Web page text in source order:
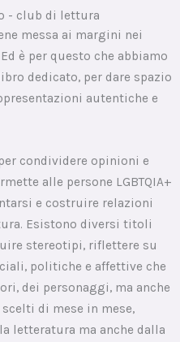
- club di lettura
messa ai margini nei
è per questo che abbiamo
dedicato, per dare spazio
autentiche e
condividere opinioni e
alle persone LGBTQIA+
e costruire relazioni
Esistono diversi titoli
stereotipi, riflettere su
politiche e affettive che
dei personaggi, ma anche
di mese in mese,
letteratura ma anche dalla